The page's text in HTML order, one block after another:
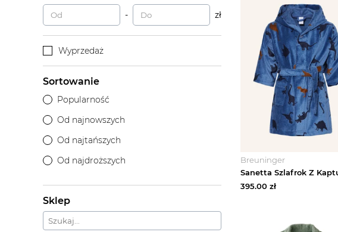
- zł
Wyprzedaż
Sortowanie
Popularność
Od najnowszych
Od najtańszych
Od najdroższych
Sklep
Breuninger
395.00 zł